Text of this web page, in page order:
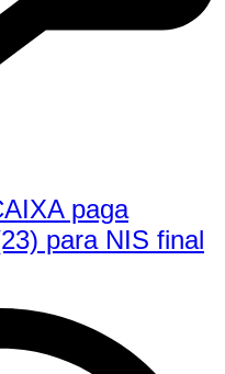
paga
para NIS final